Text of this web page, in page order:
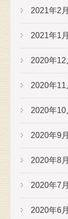
2021年2月
2021年1月
2020年12
2020年11
2020年10
2020年9月
2020年8月
2020年7月
2020年6月